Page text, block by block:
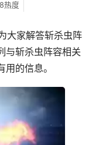
热度
大家解答斩杀虫阵
与斩杀虫阵容相关
的信息。